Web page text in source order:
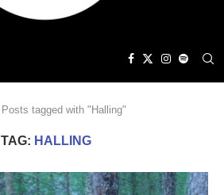
Posts tagged with "Halling"
TAG: HALLING